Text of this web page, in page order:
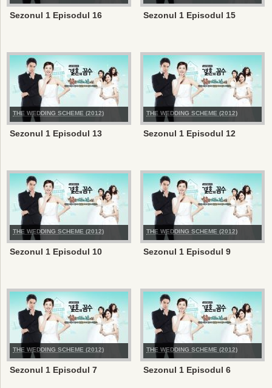
Sezonul 1 Episodul 16 Sezonul 1 Episodul 15
THE WEDDING SCHEME (2012)
Sezonul 1 Episodul 13
THE WEDDING SCHEME (2012)
Sezonul 1 Episodul 12
THE WEDDING SCHEME (2012)
Sezonul 1 Episodul 10
THE WEDDING SCHEME (2012)
Sezonul 1 Episodul 9
THE WEDDING SCHEME (2012)
Sezonul 1 Episodul 7
THE WEDDING SCHEME (2012)
Sezonul 1 Episodul 6